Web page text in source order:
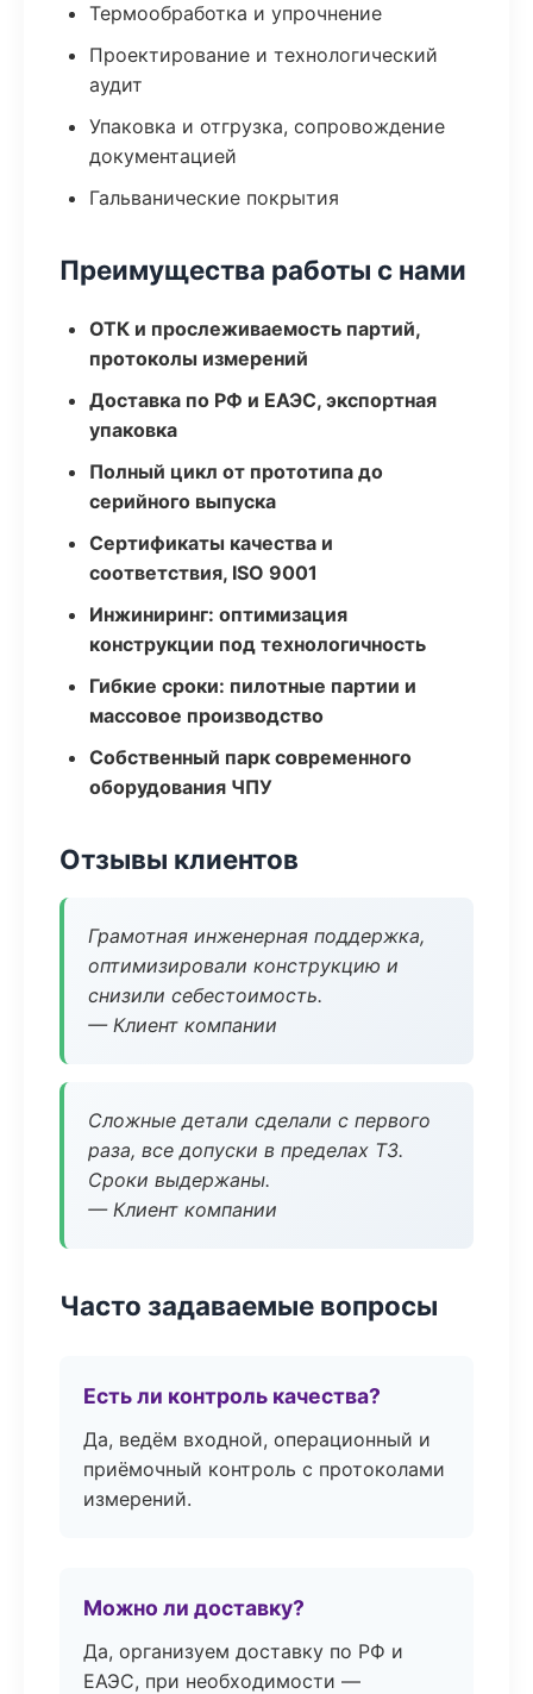
Термообработка и упрочнение
Проектирование и технологический
аудит
Упаковка и отгрузка, сопровождение
документацией
Гальванические покрытия
Преимущества работы с нами
ОТК и прослеживаемость партий,
протоколы измерений
Доставка по РФ и ЕАЭС, экспортная
упаковка
Полный цикл от прототипа до
серийного выпуска
Сертификаты качества и
соответствия, ISO 9001
Инжиниринг: оптимизация
конструкции под технологичность
Гибкие сроки: пилотные партии и
массовое производство
Собственный парк современного
оборудования ЧПУ
Отзывы клиентов
Грамотная инженерная поддержка,
оптимизировали конструкцию и
снизили себестоимость.
— Клиент компании
Сложные детали сделали с первого
раза, все допуски в пределах ТЗ.
Сроки выдержаны.
— Клиент компании
Часто задаваемые вопросы
Есть ли контроль качества?
Да, ведём входной, операционный и
приёмочный контроль с протоколами
измерений.
Можно ли доставку?
Да, организуем доставку по РФ и
ЕАЭС, при необходимости —